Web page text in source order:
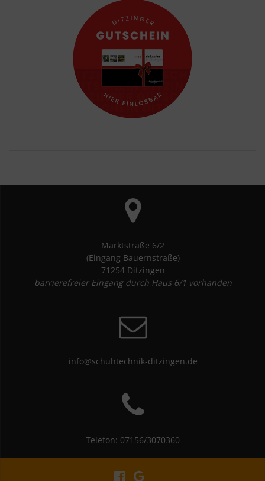
Marktstraße 6/2
(Eingang Bauernstraße)
71254 Ditzingen
barrierefreier Eingang durch Haus 6/1 vorhanden
info@schuhtechnik-ditzingen.de
Telefon: 07156/3070360